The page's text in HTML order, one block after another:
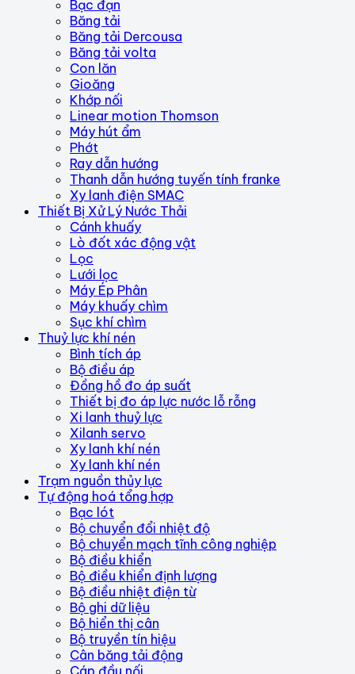
Bạc đạn
Băng tải
Băng tải Dercousa
Băng tải volta
Con lăn
Gioăng
Khớp nối
Linear motion Thomson
Máy hút ẩm
Phớt
Ray dẫn hướng
Thanh dẫn hướng tuyến tính franke
Xy lanh điện SMAC
Thiết Bị Xử Lý Nước Thải
Cánh khuấy
Lò đốt xác động vật
Lọc
Lưới lọc
Máy Ép Phân
Máy khuấy chìm
Sục khí chìm
Thuỷ lực khí nén
Bình tích áp
Bộ điều áp
Đồng hồ đo áp suất
Thiết bị đo áp lực nước lỗ rỗng
Xi lanh thuỷ lực
Xilanh servo
Xy lanh khí nén
Xy lanh khí nén
Trạm nguồn thủy lực
Tự động hoá tổng hợp
Bạc lót
Bộ chuyển đổi nhiệt độ
Bộ chuyển mạch tĩnh công nghiệp
Bộ điều khiển
Bộ điều khiển định lượng
Bộ điều nhiệt điện từ
Bộ ghi dữ liệu
Bộ hiển thị cân
Bộ truyền tín hiệu
Cân băng tải động
Cáp đầu nối